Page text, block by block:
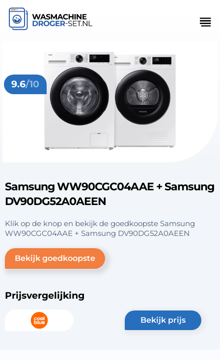
9.6/10
Samsung WW90CGC04AAE + Samsung
DV90DG52A0AEEN
Klik op de knop en bekijk de goedkoopste Samsung
WW90CGC04AAE + Samsung DV90DG52A0AEEN
Bekijk goedkoopste
Prijsvergelijking
bekijk prijs